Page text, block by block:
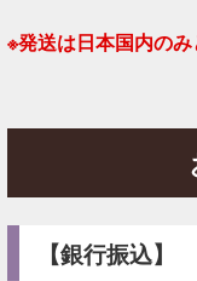
※発送は日本国内のみ
【銀行振込】